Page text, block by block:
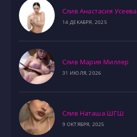
Слив Анастасия Усеева
14 ДЕКАБРЯ, 2025
Слив Мария Миллер
31 ИЮЛЯ, 2026
Слив Наташа ШГШ
9 ОКТЯБРЯ, 2025